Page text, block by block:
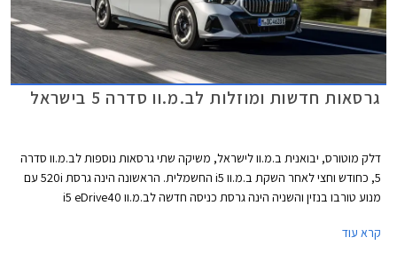
גרסאות חדשות ומוזלות לב.מ.וו סדרה 5 בישראל
דלק מוטורס, יבואנית ב.מ.וו לישראל, משיקה שתי גרסאות נוספות לב.מ.וו סדרה
5, כחודש וחצי לאחר השקת ב.מ.וו i5 החשמלית. הראשונה הינה גרסת 520i עם
מנוע טורבו בנזין והשניה הינה גרסת כניסה חדשה לב.מ.וו i5 eDrive40
קרא עוד